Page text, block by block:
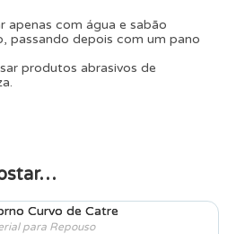
apenas com água e sabão
passando depois com um pano
produtos abrasivos de
para Repouso